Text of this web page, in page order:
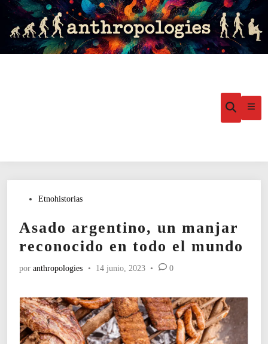
Saltar
contenido
Abrir
búsqueda
Menú
PublicadoEtnohistorias
Asado argentino, un manjar
reconocido en todo el mundo
poranthropologies • 14 junio, 2023 • 0